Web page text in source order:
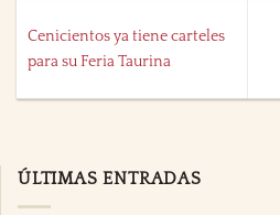
Cenicientos ya tiene carteles
para su Feria Taurina
ÚLTIMAS ENTRADAS